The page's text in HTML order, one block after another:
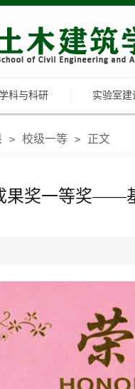
科与科研 实验室建
> 校级一等 > 正文
果奖一等奖——